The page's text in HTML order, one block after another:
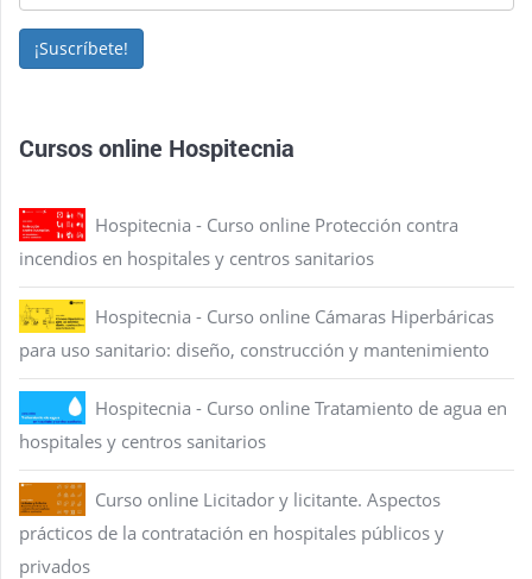
¡Suscríbete!
Cursos online Hospitecnia
Hospitecnia - Curso online Protección contra
incendios en hospitales y centros sanitarios
Hospitecnia - Curso online Cámaras Hiperbáricas
para uso sanitario: diseño, construcción y mantenimiento
Hospitecnia - Curso online Tratamiento de agua en
hospitales y centros sanitarios
Curso online Licitador y licitante. Aspectos
prácticos de la contratación en hospitales públicos y
privados